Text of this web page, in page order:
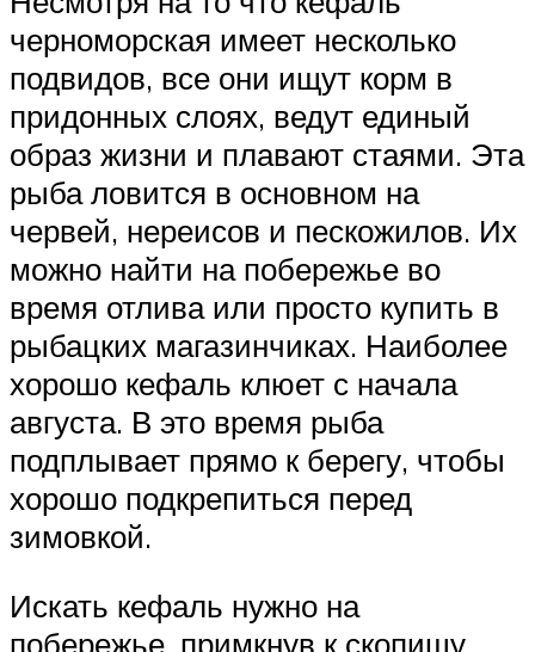
черноморская имеет несколько
подвидов, все они ищут корм в
придонных слоях, ведут единый
образ жизни и плавают стаями. Эта
рыба ловится в основном на
червей, нереисов и пескожилов. Их
можно найти на побережье во
время отлива или просто купить в
рыбацких магазинчиках. Наиболее
хорошо кефаль клюет с начала
августа. В это время рыба
подплывает прямо к берегу, чтобы
хорошо подкрепиться перед
зимовкой.
Искать кефаль нужно на
побережье, примкнув к скопищу